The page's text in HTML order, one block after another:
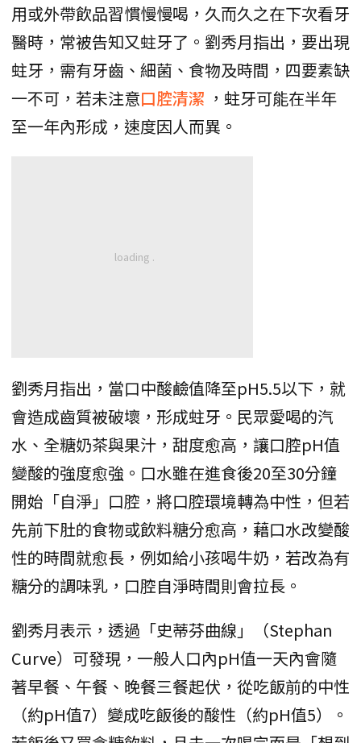
用或外帶飲品習慣慢慢喝，久而久之在下次看牙
醫時，常被告知又蛀牙了。劉秀月指出，要出現
蛀牙，需有牙齒、細菌、食物及時間，四要素缺
一不可，若未注意口腔清潔 ，蛀牙可能在半年
至一年內形成，速度因人而異。
劉秀月指出，當口中酸鹼值降至pH5.5以下，就
會造成齒質被破壞，形成蛀牙。民眾愛喝的汽
水、全糖奶茶與果汁，甜度愈高，讓口腔pH值
變酸的強度愈強。口水雖在進食後20至30分鐘
開始「自淨」口腔，將口腔環境轉為中性，但若
先前下肚的食物或飲料糖分愈高，藉口水改變酸
性的時間就愈長，例如給小孩喝牛奶，若改為有
糖分的調味乳，口腔自淨時間則會拉長。
劉秀月表示，透過「史蒂芬曲線」（Stephan
Curve）可發現，一般人口內pH值一天內會隨
著早餐、午餐、晚餐三餐起伏，從吃飯前的中性
（約pH值7）變成吃飯後的酸性（約pH值5）。